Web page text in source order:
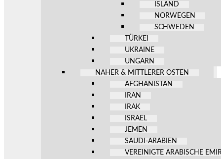
ISLAND
NORWEGEN
SCHWEDEN
TÜRKEI
UKRAINE
UNGARN
NAHER & MITTLERER OSTEN
AFGHANISTAN
IRAN
IRAK
ISRAEL
JEMEN
SAUDI-ARABIEN
VEREINIGTE ARABISCHE